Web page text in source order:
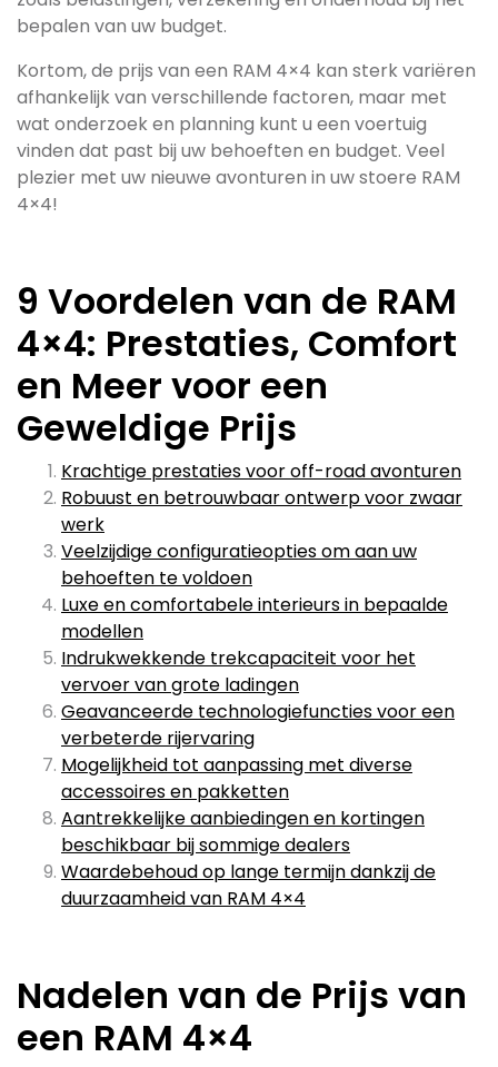
bepalen van uw budget.
Kortom, de prijs van een RAM 4×4 kan sterk variëren
afhankelijk van verschillende factoren, maar met
wat onderzoek en planning kunt u een voertuig
vinden dat past bij uw behoeften en budget. Veel
plezier met uw nieuwe avonturen in uw stoere RAM
4×4!
9 Voordelen van de RAM
4×4: Prestaties, Comfort
en Meer voor een
Geweldige Prijs
Krachtige prestaties voor off-road avonturen
Robuust en betrouwbaar ontwerp voor zwaar
werk
Veelzijdige configuratieopties om aan uw
behoeften te voldoen
Luxe en comfortabele interieurs in bepaalde
modellen
Indrukwekkende trekcapaciteit voor het
vervoer van grote ladingen
Geavanceerde technologiefuncties voor een
verbeterde rijervaring
Mogelijkheid tot aanpassing met diverse
accessoires en pakketten
Aantrekkelijke aanbiedingen en kortingen
beschikbaar bij sommige dealers
Waardebehoud op lange termijn dankzij de
duurzaamheid van RAM 4×4
Nadelen van de Prijs van
een RAM 4×4